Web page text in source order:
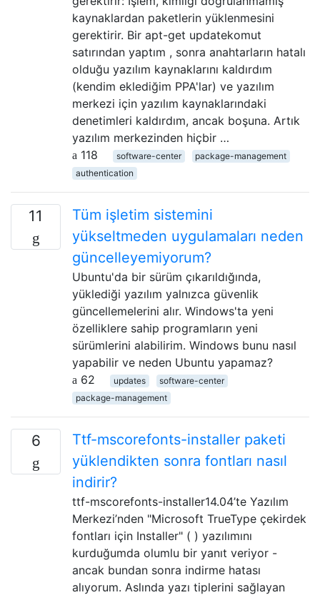
kaynaklardan paketlerin yüklenmesini
gerektirir. Bir apt-get updatekomut
satırından yaptım , sonra anahtarların hatalı
olduğu yazılım kaynaklarını kaldırdım
(kendim eklediğim PPA'lar) ve yazılım
merkezi için yazılım kaynaklarındaki
denetimleri kaldırdım, ancak boşuna. Artık
yazılım merkezinden hiçbir …
118
software-center
package-management
authentication
11
Tüm işletim sistemini
yükseltmeden uygulamaları neden
güncelleyemiyorum?
Ubuntu'da bir sürüm çıkarıldığında,
yüklediği yazılım yalnızca güvenlik
güncellemelerini alır. Windows'ta yeni
özelliklere sahip programların yeni
sürümlerini alabilirim. Windows bunu nasıl
yapabilir ve neden Ubuntu yapamaz?
62
updates
software-center
package-management
6
Ttf-mscorefonts-installer paketi
yüklendikten sonra fontları nasıl
indirir?
ttf-mscorefonts-installer14.04’te Yazılım
Merkezi’nden "Microsoft TrueType çekirdek
fontları için Installer" ( ) yazılımını
kurduğumda olumlu bir yanıt veriyor -
ancak bundan sonra indirme hatası
alıyorum. Aslında yazı tiplerini sağlayan